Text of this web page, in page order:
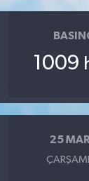
1009
25